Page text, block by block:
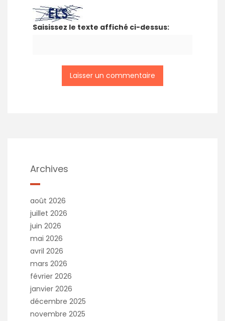
Saisissez le texte affiché ci-dessus:
Archives
août 2026
juillet 2026
juin 2026
mai 2026
avril 2026
mars 2026
février 2026
janvier 2026
décembre 2025
novembre 2025